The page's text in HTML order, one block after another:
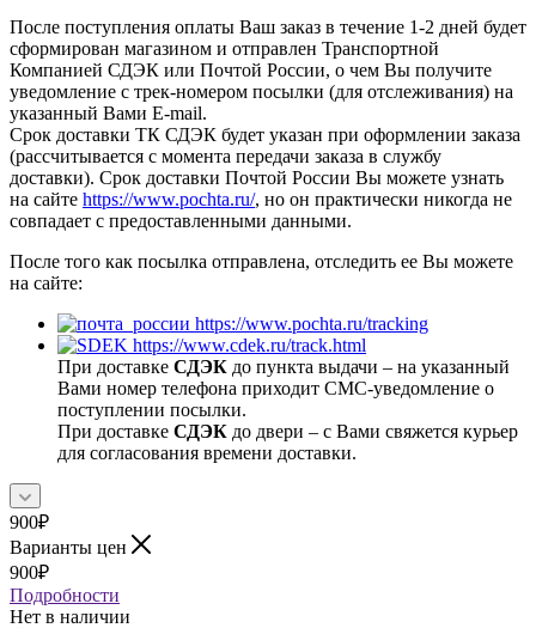
После поступления оплаты Ваш заказ в течение 1-2 дней будет
сформирован магазином и отправлен Транспортной
Компанией СДЭК или Почтой России, о чем Вы получите
уведомление с трек-номером посылки (для отслеживания) на
указанный Вами E-mail.
Срок доставки ТК СДЭК будет указан при оформлении заказа
(рассчитывается с момента передачи заказа в службу
доставки). Срок доставки Почтой России Вы можете узнать
на сайте https://www.pochta.ru/, но он практически никогда не
совпадает с предоставленными данными.
После того как посылка отправлена, отследить ее Вы можете
на сайте:
https://www.pochta.ru/tracking
https://www.cdek.ru/track.html
При доставке СДЭК до пункта выдачи – на указанный
Вами номер телефона приходит СМС-уведомление о
поступлении посылки.
При доставке СДЭК до двери – с Вами свяжется курьер
для согласования времени доставки.
900₽
Варианты цен
900₽
Подробности
Нет в наличии